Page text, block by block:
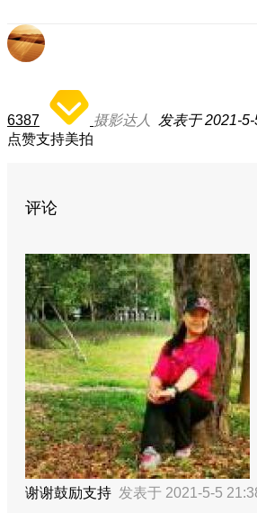
6387 摄影达人 发表于 2021-
点赞支持美拍
评论
谢谢鼓励支持 发表于 2021-5-5